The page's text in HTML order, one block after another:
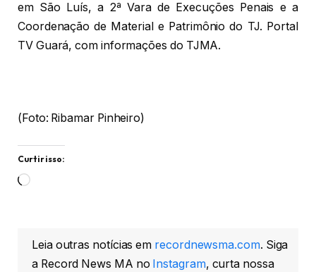
em São Luís, a 2ª Vara de Execuções Penais e a
Coordenação de Material e Patrimônio do TJ. Portal
TV Guará, com informações do TJMA.
(Foto: Ribamar Pinheiro)
Curtir isso:
Carregando...
Leia outras notícias em recordnewsma.com. Siga
a Record News MA no Instagram, curta nossa